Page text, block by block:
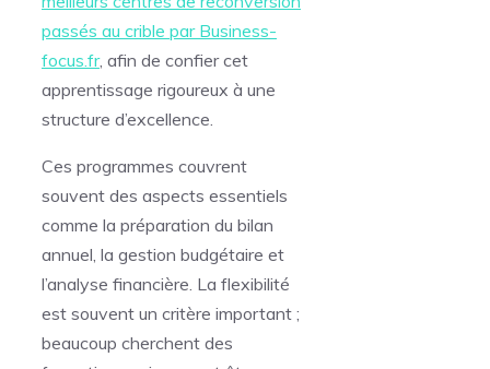
passés au crible par Business-
focus.fr, afin de confier cet
apprentissage rigoureux à une
structure d’excellence.
Ces programmes couvrent
souvent des aspects essentiels
comme la préparation du bilan
annuel, la gestion budgétaire et
l’analyse financière. La flexibilité
est souvent un critère important ;
beaucoup cherchent des